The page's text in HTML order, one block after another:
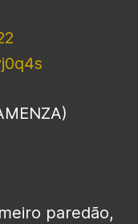
paredão,